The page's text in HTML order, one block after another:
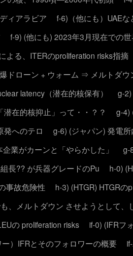
ィアラビア
f-6)（他にも）UAEな
f-9) (他にも) 2023年3月現在での
よる、ITERのproliferation risks指摘
ドローン + ウォーム ⇒ メルトダウ
latency（潜在的核保有）
g-
在的核抑止」って・・？？
g-4)
発へのテロ
g-6) (ジャパン) 発電
業がカーンと「やらかした」
g-
長?? が兵器グレードのPu
h-0)
事故危険性
h-3) (HTGR) HTGRの
、メルトダウン させようとして、
の proliferation risks
if-0) (IFRフ
）IFRとそのフォロワーの概要